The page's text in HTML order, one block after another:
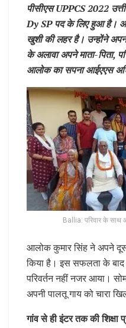
पीसीएस UPPCS 2022
Dy SP पद के लिए हुआ है।
खुशी की लहर है। उन्होंने
के अलावा अपने माता-पिता,
आलोक का सपना आईएएस
Ballia: परिवार के साथ
आलोक कुमार सिंह ने अपने
किया है। इस सफलता के बाद
परिवर्तन नहीं नजर आया।
अपनी पालतू गाय को चारा
गांव से ही इंटर तक की शिक्षा